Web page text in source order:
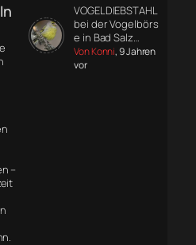
–
VOGELDIEBSTAHL
bei der Vogelbörs
e in Bad Salz…
Von Konni, 9 Jahren
vor